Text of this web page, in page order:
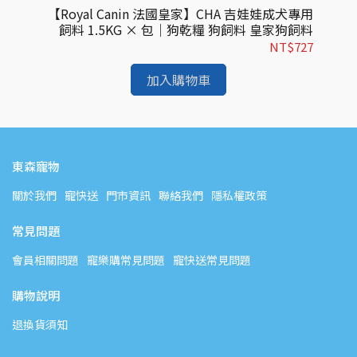
【Royal Canin 法國皇家】CHA 吉娃娃成犬專用
飼料 1.5KG × 包｜狗乾糧 狗飼料 皇家狗飼料
NT$727
加入購物車
東森寵物
關於我們 寵快送 門市資訊 聯絡我們 隱私權政策
常見問題
會員相關問題 寵樂購常見問題 寵快送常見問題
購物說明
退換貨須知